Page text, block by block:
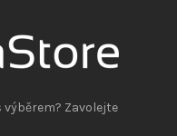
Zavolejte